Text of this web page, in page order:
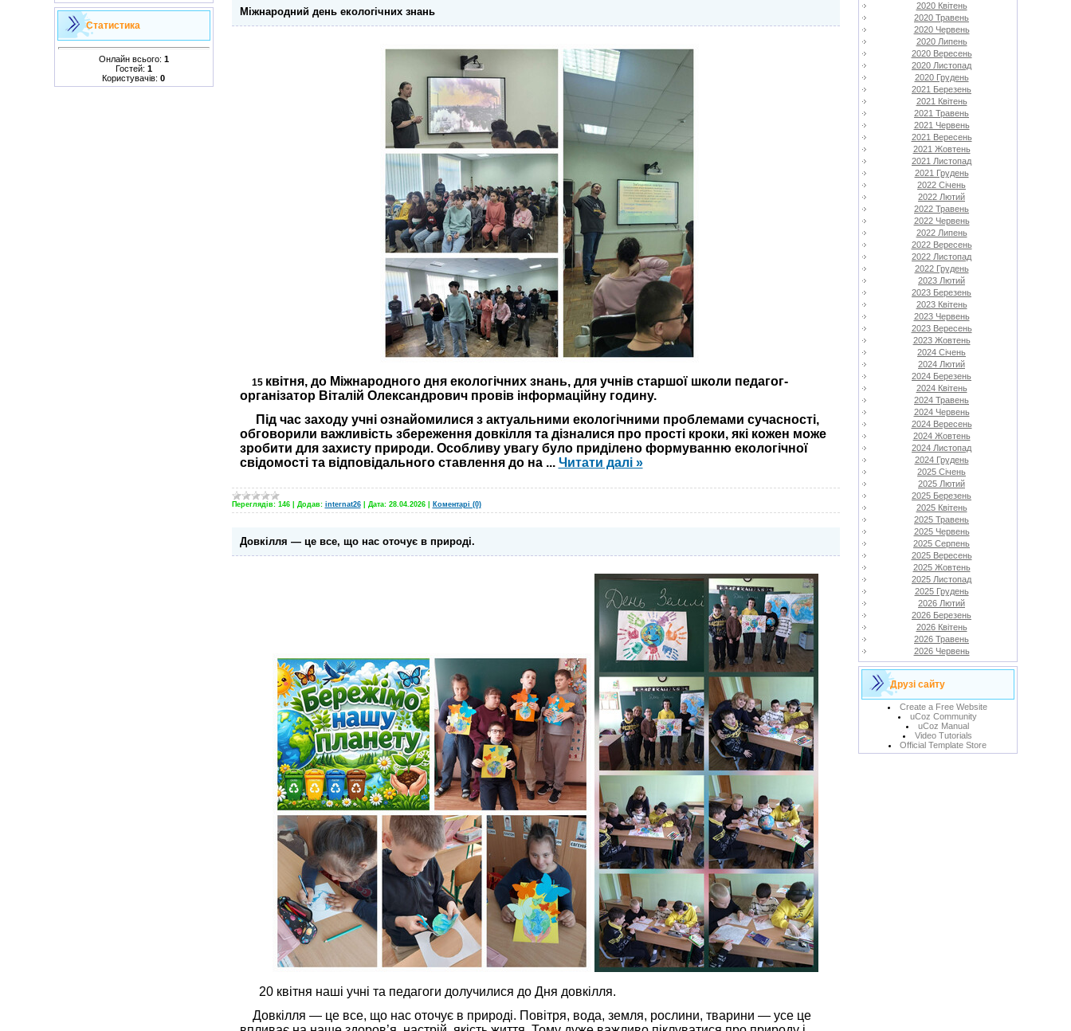
Статистика
Онлайн всього: 1
Гостей: 1
Користувачів: 0
Міжнародний день екологічних знань
15 квітня, до Міжнародного дня екологічних знань, для учнів старшої школи педагог-
організатор Віталій Олександрович провів інформаційну годину.
Під час заходу учні ознайомилися з актуальними екологічними проблемами сучасності,
обговорили важливість збереження довкілля та дізналися про прості кроки, які кожен може
зробити для захисту природи. Особливу увагу було приділено формуванню екологічної
свідомості та відповідального ставлення до на ... Читати далі »
Переглядів: 146 Додав: internat26 Дата: 28.04.2026 Коментарі (0)
Довкілля — це все, що нас оточує в природі.
20 квітня наші учні та педагоги долучилися до Дня довкілля.
Довкілля — це все, що нас оточує в природі. Повітря, вода, земля, рослини, тварини — усе це
2020 Квітень
2020 Травень
2020 Червень
2020 Липень
2020 Вересень
2020 Листопад
2020 Грудень
2021 Березень
2021 Квітень
2021 Травень
2021 Червень
2021 Вересень
2021 Жовтень
2021 Листопад
2021 Грудень
2022 Січень
2022 Лютий
2022 Травень
2022 Червень
2022 Липень
2022 Вересень
2022 Листопад
2022 Грудень
2023 Лютий
2023 Березень
2023 Квітень
2023 Червень
2023 Вересень
2023 Жовтень
2024 Січень
2024 Лютий
2024 Березень
2024 Квітень
2024 Травень
2024 Червень
2024 Вересень
2024 Жовтень
2024 Листопад
2024 Грудень
2025 Січень
2025 Лютий
2025 Березень
2025 Квітень
2025 Травень
2025 Червень
2025 Серпень
2025 Вересень
2025 Жовтень
2025 Листопад
2025 Грудень
2026 Лютий
2026 Березень
2026 Квітень
2026 Травень
2026 Червень
Друзі сайту
Create a Free Website
uCoz Community
uCoz Manual
Video Tutorials
Official Template Store